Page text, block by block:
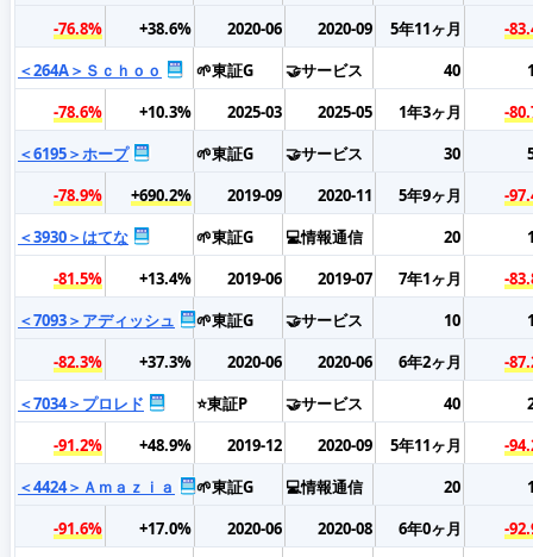
-76.8% +38.6% 2020-06 2020-09 5年11ヶ月
-
＜264A＞Ｓｃｈｏｏ
🌱東証G 🤝サービス 40
-78.6%
+10.3% 2025-03 2025-05 1年3ヶ月
-
＜6195＞ホープ
🌱東証G 🤝サービス 30
-78.9%
+690.2% 2019-09 2020-11 5年9ヶ月
-
＜3930＞はてな
🌱東証G 💻情報通信 20
-81.5%
+13.4% 2019-06 2019-07 7年1ヶ月
-
＜7093＞アディッシュ
🌱東証G 🤝サービス 10
-82.3%
+37.3% 2020-06 2020-06 6年2ヶ月
-
＜7034＞プロレド
⭐東証P 🤝サービス 40
-91.2%
+48.9% 2019-12 2020-09 5年11ヶ月
-
＜4424＞Ａｍａｚｉａ
🌱東証G 💻情報通信 20
-91.6%
+17.0% 2020-06 2020-08 6年0ヶ月
-